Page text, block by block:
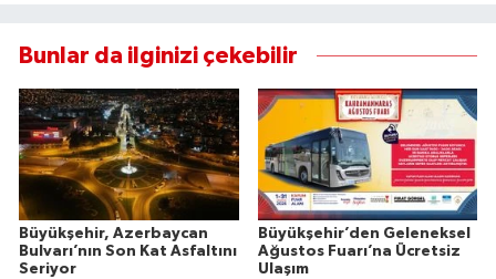
Bunlar da ilginizi çekebilir
Büyükşehir, Azerbaycan
Bulvarı’nın Son Kat Asfaltını
Seriyor
Büyükşehir’den Geleneksel
Ağustos Fuarı’na Ücretsiz
Ulaşım